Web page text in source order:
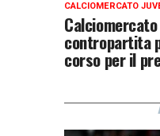
CALCIOMERCATO
Calciomercato
contropartita
corso per il